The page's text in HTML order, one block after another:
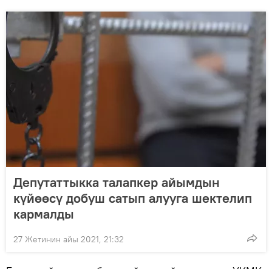
Депутаттыкка талапкер айымдын
күйөөсү добуш сатып алууга шектелип
кармалды
27 Жетинин айы 2021, 21:32